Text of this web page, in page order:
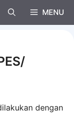
MENU
dengan